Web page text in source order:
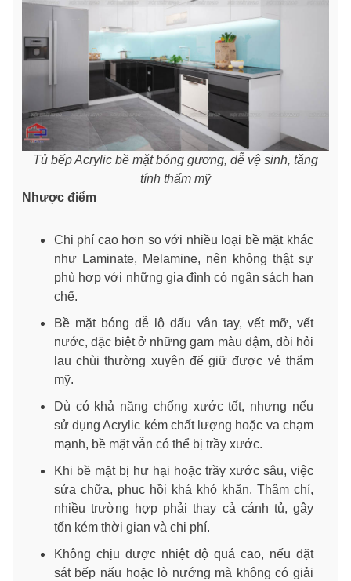
Tủ bếp Acrylic bề mặt bóng gương, dễ vệ sinh, tăng
tính thẩm mỹ
Nhược điểm
Chi phí cao hơn so với nhiều loại bề mặt khác
như Laminate, Melamine, nên không thật sự
phù hợp với những gia đình có ngân sách hạn
chế.
Bề mặt bóng dễ lộ dấu vân tay, vết mỡ, vết
nước, đặc biệt ở những gam màu đậm, đòi hỏi
lau chùi thường xuyên để giữ được vẻ thẩm
mỹ.
Dù có khả năng chống xước tốt, nhưng nếu
sử dụng Acrylic kém chất lượng hoặc va chạm
mạnh, bề mặt vẫn có thể bị trầy xước.
Khi bề mặt bị hư hại hoặc trầy xước sâu, việc
sửa chữa, phục hồi khá khó khăn. Thậm chí,
nhiều trường hợp phải thay cả cánh tủ, gây
tốn kém thời gian và chi phí.
Không chịu được nhiệt độ quá cao, nếu đặt
sát bếp nấu hoặc lò nướng mà không có giải